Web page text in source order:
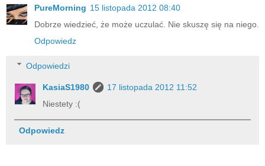
PureMorning 15 listopada 2012 08:40
Dobrze wiedzieć, że może uczulać. Nie skuszę się na niego.
Odpowiedz
Odpowiedzi
KasiaS1980
17 listopada 2012 11:52
Niestety :(
Odpowiedz